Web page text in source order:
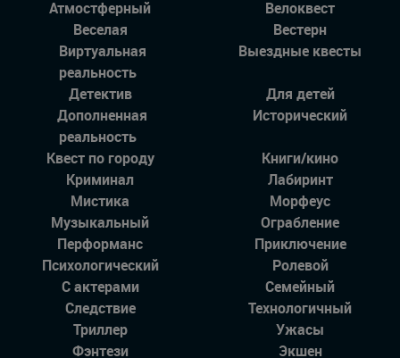
Атмостферный
Велоквест
Веселая
Вестерн
Виртуальная
реальность
Выездные квесты
Детектив
Для детей
Дополненная
реальность
Исторический
Квест по городу
Книги/кино
Криминал
Лабиринт
Мистика
Морфеус
Музыкальный
Ограбление
Перформанс
Приключение
Психологический
Ролевой
С актерами
Семейный
Следствие
Технологичный
Триллер
Ужасы
Фэнтези
Экшен